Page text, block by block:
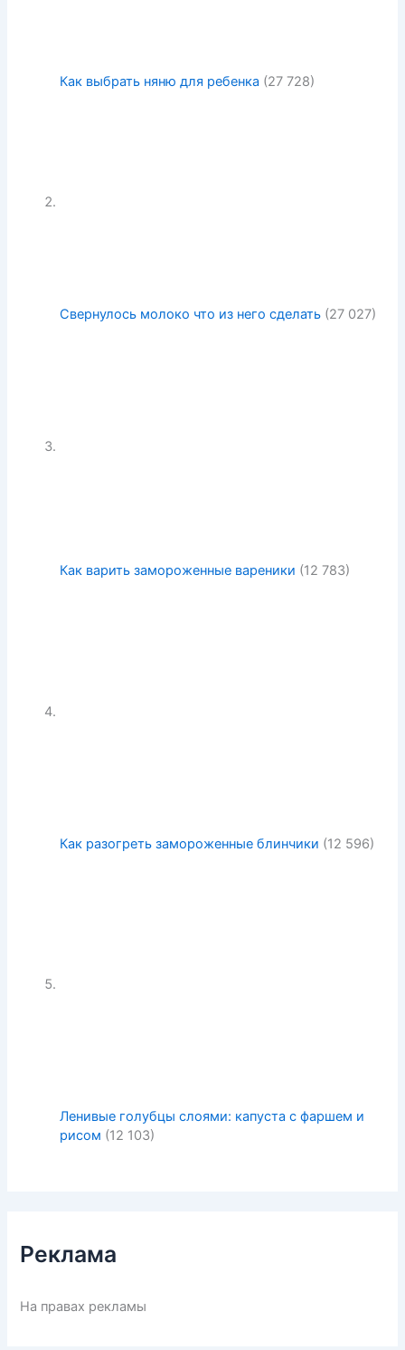
Как выбрать няню для ребенка (27 728)
Свернулось молоко что из него сделать (27 027)
Как варить замороженные вареники (12 783)
Как разогреть замороженные блинчики (12 596)
Ленивые голубцы слоями: капуста с фаршем и
рисом (12 103)
Реклама
На правах рекламы